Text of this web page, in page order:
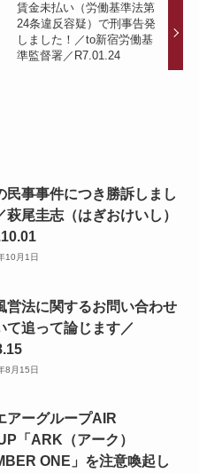
賃金未払い（労働基準法第
24条違反容疑）で刑事告発
しました！／to新宿労働基
準監督署／R7.01.24
民事事件につき勝訴しまし
萩尾圭志（はぎおけいし）
10月1日
営法に関するお問い合わせ
て追って論じます／
8月15日
アーグループAIR
「ARK（アーク）
ONE」を注意喚起し